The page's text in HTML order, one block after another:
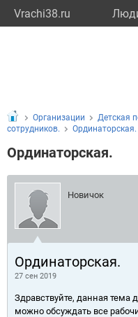
Vrachi38.ru
Организации Детская
сотрудников.
Ординаторская.
Ординаторская.
Новичок
Ординаторская.
27 сен 2019
Здравствуйте, данная тема
можно обсуждать все